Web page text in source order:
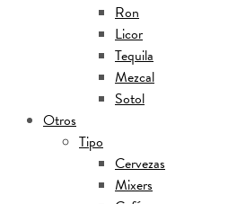
Ron
Licor
Tequila
Mezcal
Sotol
Otros
Tipo
Cervezas
Mixers